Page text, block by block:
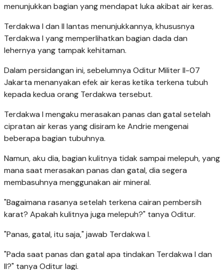
menunjukkan bagian yang mendapat luka akibat air keras.
Terdakwa I dan II lantas menunjukkannya, khususnya
Terdakwa I yang memperlihatkan bagian dada dan
lehernya yang tampak kehitaman.
Dalam persidangan ini, sebelumnya Oditur Militer II-07
Jakarta menanyakan efek air keras ketika terkena tubuh
kepada kedua orang Terdakwa tersebut.
Terdakwa I mengaku merasakan panas dan gatal setelah
cipratan air keras yang disiram ke Andrie mengenai
beberapa bagian tubuhnya.
Namun, aku dia, bagian kulitnya tidak sampai melepuh, yang
mana saat merasakan panas dan gatal, dia segera
membasuhnya menggunakan air mineral.
"Bagaimana rasanya setelah terkena cairan pembersih
karat? Apakah kulitnya juga melepuh?" tanya Oditur.
"Panas, gatal, itu saja," jawab Terdakwa I.
"Pada saat panas dan gatal apa tindakan Terdakwa I dan
II?" tanya Oditur lagi.